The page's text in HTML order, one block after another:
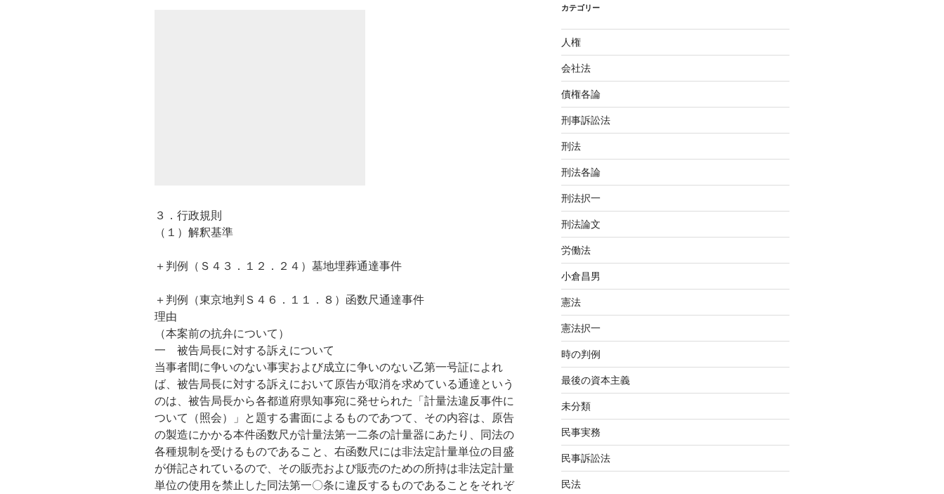
３．行政規則
（１）解釈基準
＋判例（Ｓ４３．１２．２４）墓地埋葬通達事件
＋判例（東京地判Ｓ４６．１１．８）函数尺通達事件
理由
（本案前の抗弁について）
一 被告局長に対する訴えについて
当事者間に争いのない事実および成立に争いのない乙第一号証によれ
ば、被告局長に対する訴えにおいて原告が取消を求めている通達という
のは、被告局長から各都道府県知事宛に発せられた「計量法違反事件に
ついて（照会）」と題する書面によるものであつて、その内容は、原告
の製造にかかる本件函数尺が計量法第一二条の計量器にあたり、同法の
各種規制を受けるものであること、右函数尺には非法定計量単位の目盛
が併記されているので、その販売および販売のための所持は非法定計量
単位の使用を禁止した同法第一〇条に違反するものであることをそれぞ
カテゴリー
人権
会社法
債権各論
刑事訴訟法
刑法
刑法各論
刑法択一
刑法論文
労働法
小倉昌男
憲法
憲法択一
時の判例
最後の資本主義
未分類
民事実務
民事訴訟法
民法